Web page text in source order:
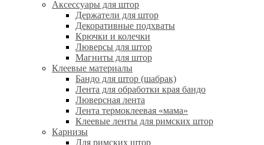
Аксессуары для штор
Держатели для штор
Декоративные подхваты
Крючки и колечки
Люверсы для штор
Магниты для штор
Клеевые материалы
Бандо для штор (шабрак)
Лента для обработки края бандо
Люверсная лента
Лента термоклеевая «мама»
Клеевые ленты для римских штор
Карнизы
Для римских штор